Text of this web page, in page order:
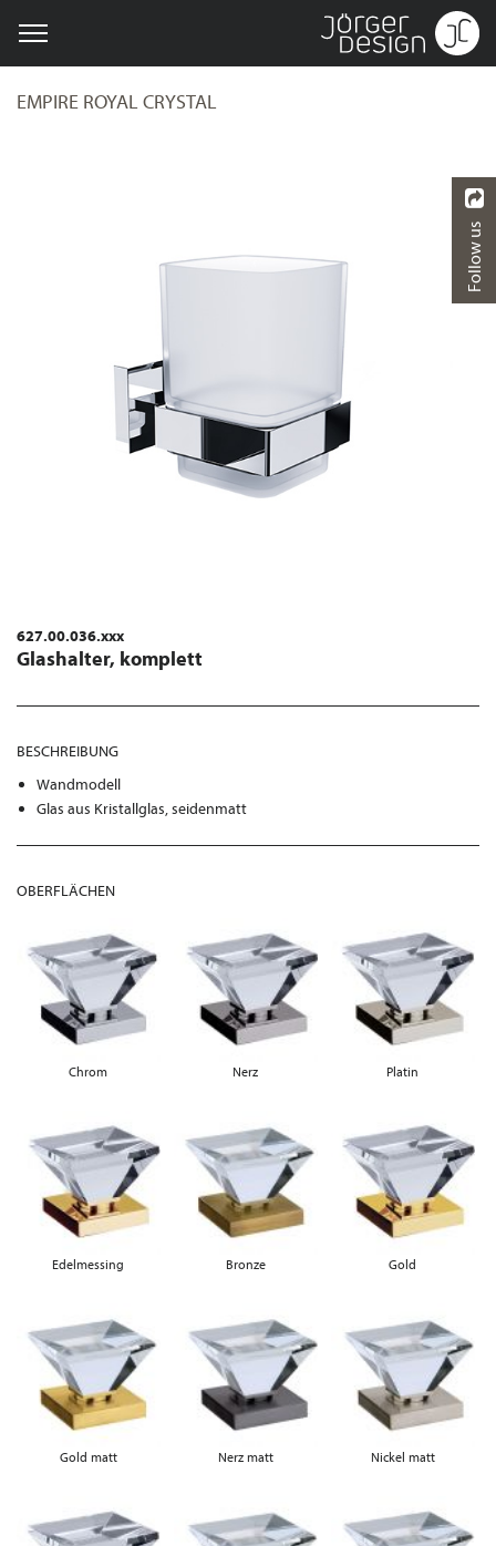
EMPIRE ROYAL CRYSTAL
627.00.036.xxx
Glashalter, komplett
BESCHREIBUNG
Wandmodell
Glas aus Kristallglas, seidenmatt
OBERFLÄCHEN
Chrom Nerz Platin
Edelmessing Bronze Gold
Gold matt Nerz matt Nickel matt
Follow us